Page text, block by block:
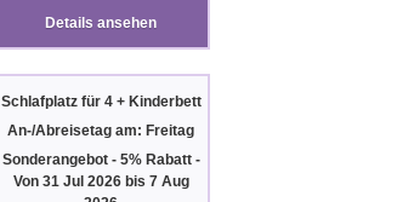
Details ansehen
Schlafplatz für 4 + Kinderbett
An-/Abreisetag am: Freitag
Sonderangebot - 5% Rabatt-
Von 31 Jul 2026bis 7 Aug